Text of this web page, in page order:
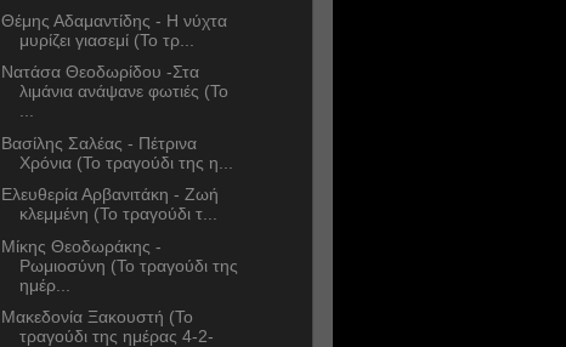
Θέμης Αδαμαντίδης - Η νύχτα
μυρίζει γιασεμί (Το τρ...
Νατάσα Θεοδωρίδου -Στα
λιμάνια ανάψανε φωτιές (Το
Βασίλης Σαλέας - Πέτρινα
Χρόνια (Το τραγούδι της η...
Ελευθερία Αρβανιτάκη - Ζωή
κλεμμένη (Το τραγούδι τ...
Μίκης Θεοδωράκης -
Ρωμιοσύνη (Το τραγούδι της
ημέρ...
Μακεδονία Ξακουστή (Το
τραγούδι της ημέρας 4-2-